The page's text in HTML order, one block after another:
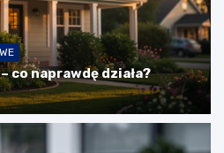
co naprawdę działa?